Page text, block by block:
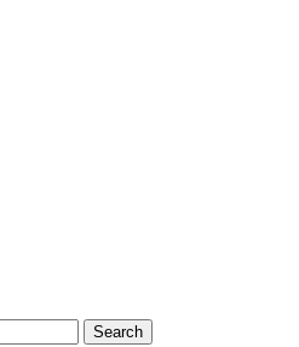
Search